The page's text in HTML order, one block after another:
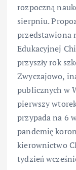
rozpoczną
sierpniu.
przedstawiona
Edukacyjnej
przyszły rok
Zwyczajowo,
publicznych w
pierwszy
przypada na 6
pandemię
kierownictwo
tydzień